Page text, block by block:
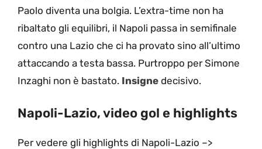
Paolo diventa una bolgia. L’extra-time non ha
ribaltato gli equilibri, il Napoli passa in semifinale
contro una Lazio che ci ha provato sino all’ultimo
attaccando a testa bassa. Purtroppo per Simone
Inzaghi non è bastato. Insigne decisivo.
Napoli-Lazio, video gol e highlights
Per vedere gli highlights di Napoli-Lazio –>